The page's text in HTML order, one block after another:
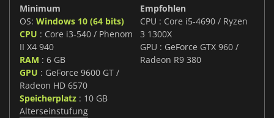
Minimum
OS: Windows 10 (64 bits)
CPU : Core i3-540 / Phenom
II X4 940
RAM : 6 GB
GPU : GeForce 9600 GT /
Radeon HD 6570
Speicherplatz : 10 GB
Empfohlen
CPU : Core i5-4690 / Ryzen
3 1300X
GPU : GeForce GTX 960 /
Radeon R9 380
Alterseinstufung